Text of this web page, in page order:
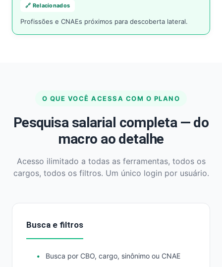
🔗 Relacionados
Profissões e CNAEs próximos para descoberta lateral.
O QUE VOCÊ ACESSA COM O PLANO
Pesquisa salarial completa — do
macro ao detalhe
Acesso ilimitado a todas as ferramentas, todos os
cargos, todos os filtros. Um único login por usuário.
Busca e filtros
Busca por CBO, cargo, sinônimo ou CNAE